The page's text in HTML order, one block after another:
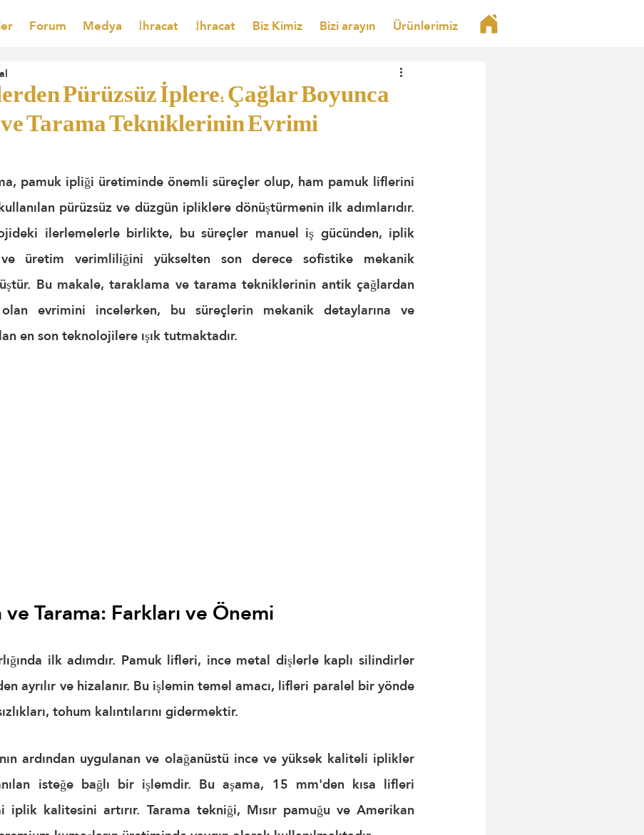
Ürünlerimiz
Bizi arayın
Biz Kimiz
İhracat
İhracat
Medya
Forum
Pürüzsüz İplere: Çağlar Boyunca
Tarama Tekniklerinin Evrimi
pamuk ipliği üretiminde önemli süreçler olup, ham pamuk liflerini
pürüzsüz ve düzgün ipliklere dönüştürmenin ilk adımlarıdır.
ilerlemelerle birlikte, bu süreçler manuel iş gücünden, iplik
üretim verimliliğini yükselten son derece sofistike mekanik
Bu makale, taraklama ve tarama tekniklerinin antik çağlardan
evrimini incelerken, bu süreçlerin mekanik detaylarına ve
en son teknolojilere ışık tutmaktadır.
Tarama: Farkları ve Önemi
ilk adımdır. Pamuk lifleri, ince metal dişlerle kaplı silindirler
ayrılır ve hizalanır. Bu işlemin temel amacı, lifleri paralel bir yönde
tohum kalıntılarını gidermektir.
ardından uygulanan ve olağanüstü ince ve yüksek kaliteli iplikler
isteğe bağlı bir işlemdir. Bu aşama, 15 mm'den kısa lifleri
iplik kalitesini artırır. Tarama tekniği, Mısır pamuğu ve Amerikan